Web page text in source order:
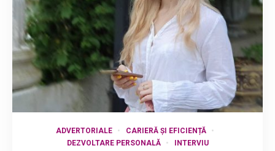
ADVERTORIALE
CARIERĂ ȘI EFICIENȚĂ
DEZVOLTARE PERSONALĂ
INTERVIU